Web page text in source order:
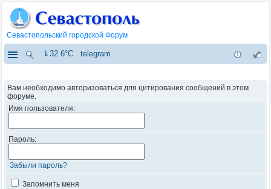
Севастопольский городской Форум
⇓32.6°C telegram
Вам необходимо авторизоваться для цитирования сообщений в этом
форуме.
Имя пользователя:
Пароль:
Забыли пароль?
Запомнить меня